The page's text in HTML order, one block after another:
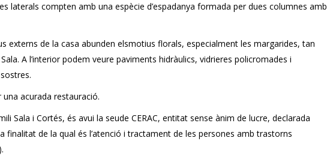
laterals compten amb una espècie d’espadanya formada per dues columnes amb
externs de la casa abunden elsmotius florals, especialment les margarides, tan
Sala. A l’interior podem veure paviments hidràulics, vidrieres policromades i
una acurada restauració.
Sala i Cortés, és avui la seude CERAC, entitat sense ànim de lucre, declarada
finalitat de la qual és l’atenció i tractament de les persones amb trastorns